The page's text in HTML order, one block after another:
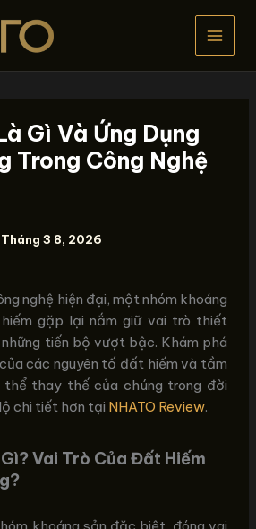
Gì Và Ứng Dụng
Trong Công Nghệ
Tháng 3 8, 2026
nghệ hiện đại, một nhóm khoáng
gặp lại nắm giữ vai trò thiết
những tiến bộ vượt bậc. Khám phá
các nguyên tố đất hiếm và tầm
thể thay thế của chúng trong đời
chi tiết hơn tại NHATO Review.
Vai Trò Của Đất Hiếm
khoáng sản đặc biệt, đóng vai